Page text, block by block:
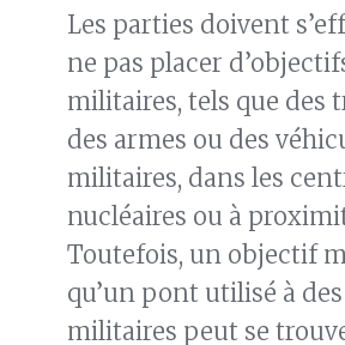
Les parties doivent
ne pas placer
militaires, tels que des
des armes ou des
militaires, dans les
nucléaires ou à
Toutefois, un objectif
qu’un pont utilisé à
militaires peut se